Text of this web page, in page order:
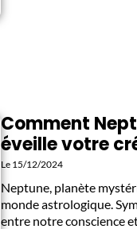
Comment
éveille votre
Le 15/12/2024
Neptune, planète
monde astrologique.
entre notre conscience